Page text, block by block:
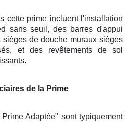
cette prime incluent l'installation
sans seuil, des barres d'appui
de douche muraux sièges
et des revêtements de sol
de la Prime
Adaptée" sont typiquement